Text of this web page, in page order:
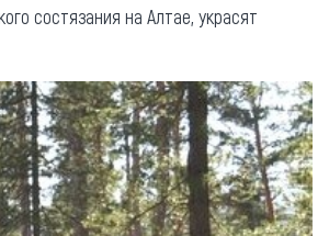
состязания на Алтае, украсят